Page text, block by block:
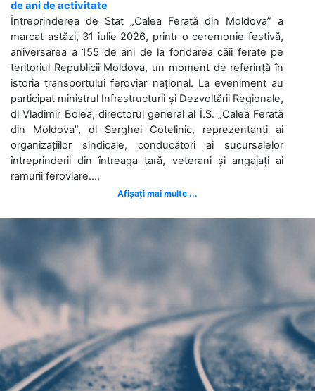
de ani de activitate
Întreprinderea de Stat „Calea Ferată din Moldova” a
marcat astăzi, 31 iulie 2026, printr-o ceremonie festivă,
aniversarea a 155 de ani de la fondarea căii ferate pe
teritoriul Republicii Moldova, un moment de referință în
istoria transportului feroviar național. La eveniment au
participat ministrul Infrastructurii și Dezvoltării Regionale,
dl Vladimir Bolea, directorul general al Î.S. „Calea Ferată
din Moldova”, dl Serghei Cotelinic, reprezentanți ai
organizațiilor sindicale, conducători ai sucursalelor
întreprinderii din întreaga țară, veterani și angajați ai
ramurii feroviare....
Afișați mai multe ...